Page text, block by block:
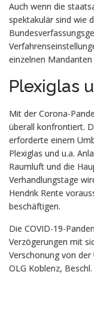
Auch wenn die
spektakulär sind wie
einzelnen Mandanten
Plexiglas
Mit der Corona-
überall konfrontiert.
erforderte einem
Plexiglas und u.a.
Raumluft und die
Verhandlungstage
Hendrik Rente
beschäftigen.
Die COVID-19-
Verzögerungen mit
Verschonung von
OLG Koblenz,